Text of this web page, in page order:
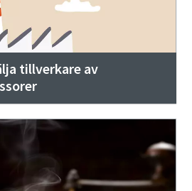
tillverkare av